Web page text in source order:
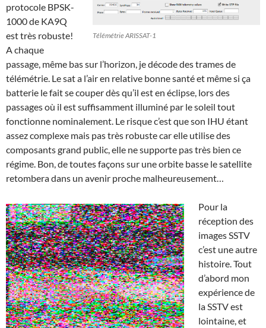
Télémétrie ARISSAT-1
protocole BPSK-
1000 de KA9Q
est très robuste!
A chaque
passage, même bas sur l’horizon, je décode des trames de
télémétrie. Le sat a l’air en relative bonne santé et même si ça
batterie le fait se couper dès qu’il est en éclipse, lors des
passages où il est suffisamment illuminé par le soleil tout
fonctionne nominalement. Le risque c’est que son IHU étant
assez complexe mais pas très robuste car elle utilise des
composants grand public, elle ne supporte pas très bien ce
régime. Bon, de toutes façons sur une orbite basse le satellite
retombera dans un avenir proche malheureusement…
Pour la
réception des
images SSTV
c’est une autre
histoire. Tout
d’abord mon
expérience de
la SSTV est
lointaine, et